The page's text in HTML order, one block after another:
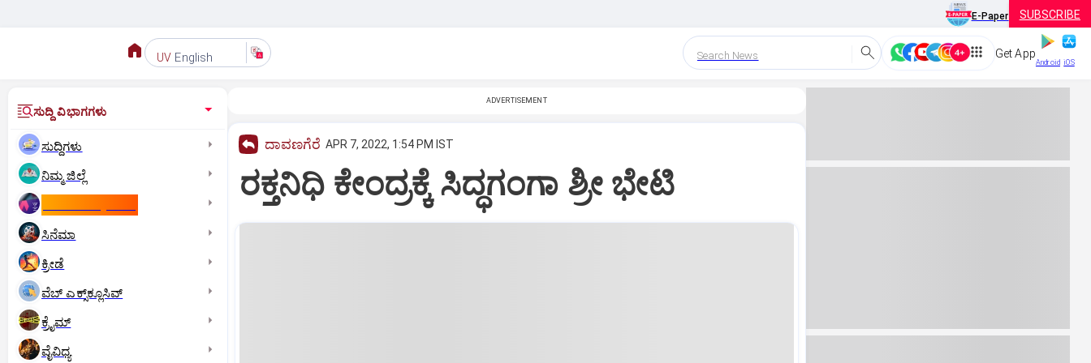
E-Paper SUBSCRIBE
UV English Search News Get App
Android iOS
ಸುದ್ದಿ ವಿಭಾಗಗಳು
ಸುದ್ದಿಗಳು
ನಿಮ್ಮ ಜಿಲ್ಲೆ
ಸಿನೆಮಾ
ಕ್ರೀಡೆ
ವೆಬ್ ಎಕ್ಸ್‌ಕ್ಲೂಸಿವ್
ಕ್ರೈಮ್
ವೈವಿಧ್ಯ
ADVERTISEMENT
ದಾವಣಗೆರೆ APR 7, 2022, 1:54 PM IST
ರಕ್ತನಿಧಿ ಕೇಂದ್ರಕ್ಕೆ ಸಿದ್ಧಗಂಗಾ ಶ್ರೀ ಭೇಟಿ